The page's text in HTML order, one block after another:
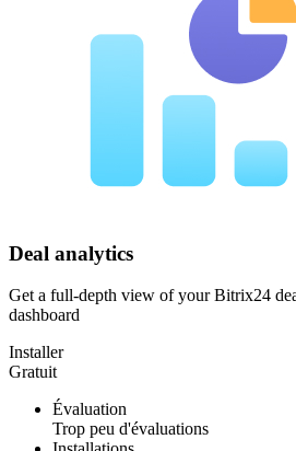
Deal analytics
Get a full-depth view of your Bitrix24
dashboard
Installer
Gratuit
Évaluation
Trop peu d'évaluations